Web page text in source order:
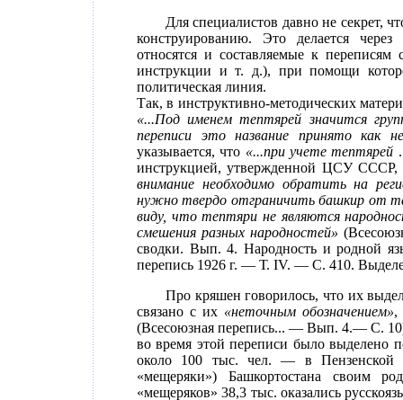
Для специалистов давно не секрет,
конструированию. Это делается
относятся и составляемые к
инструкции и т. д.), при помощи
политическая линия.
Так, в инструктивно-методических
«...Под именем тептярей значится
переписи это название принято как
указывается, что «...при учете тептярей
инструкцией, утвержденной ЦСУ СССР,
внимание необходимо обратить на
нужно твердо отграничить башкир от
виду, что тептяри не являются
смешения разных народностей»
сводки. Вып. 4. Народность и родной
перепись 1926 г. — Т. IV. — С. 410.
Про кряшен говорилось, что их
связано с их «неточным обозначением»,
(Всесоюзная перепись... — Вып. 4.— С.
во время этой переписи было выделено
около 100 тыс. чел. — в Пензенской
«мещеряки») Башкортостана своим
«мещеряков» 38,3 тыс. оказались